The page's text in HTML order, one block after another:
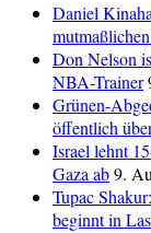
Daniel
Don Nelson
NBA-Trainer
Grünen-
öffentlich
Israel lehnt
Gaza ab9.
Tupac
beginnt in